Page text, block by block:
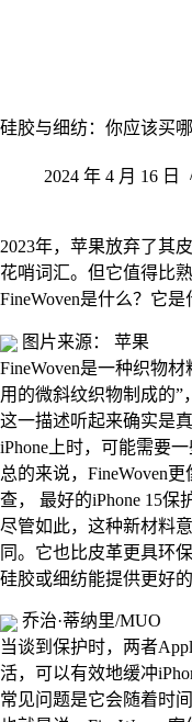
硅胶与细纺：你应该买哪
2024 年 4 月 16 日
2023年，苹果放弃了其
花哨词汇。但它值得比
FineWoven是什么？它是
图片来源： 苹果
FineWoven是一种织物材
用的微斜纹织物制成的”
这一描述听起来确实是
iPhone上时，可能需要
总的来说，FineWoven
查， 最好的iPhone 15保
尽管如此，这种新材料
同。它也比皮革更具环
硅胶或细纺能提供更好的
乔治·蒂纳里/MUO
当谈到保护时，两者
活，可以有效地缓冲
常见问题是它会随着时